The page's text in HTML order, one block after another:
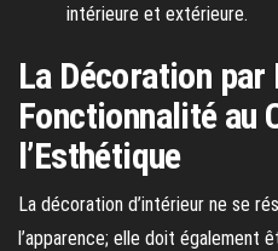
intérieure et extérieure.
La Décoration
Fonctionnalité au
l’Esthétique
La décoration d’intérieur ne se
l’apparence; elle doit également